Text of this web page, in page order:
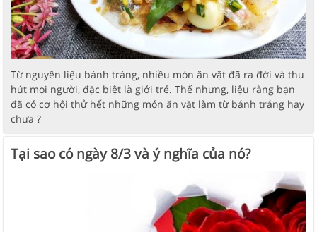
Từ nguyên liệu bánh tráng, nhiều món ăn vặt đã ra đời và thu
hút mọi người, đặc biệt là giới trẻ. Thế nhưng, liệu rằng bạn
đã có cơ hội thử hết những món ăn vặt làm từ bánh tráng hay
chưa ?
Tại sao có ngày 8/3 và ý nghĩa của nó?